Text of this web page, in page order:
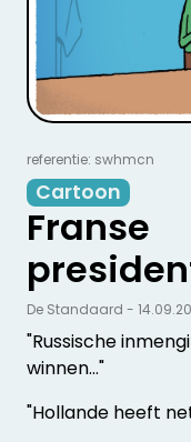
referentie: swhmcn
Cartoon
Franse
"Russische
winnen..."
"Hollande heeft
De Standaard -